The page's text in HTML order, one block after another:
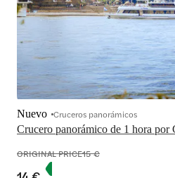
Crucero panorámico de 1 hora por
Nuevo Cruceros panorámicos
ORIGINAL PRICE15 €